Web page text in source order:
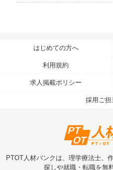
はじめての方へ
利用規約
求人掲載ポリシー
採用ご
PTOT人材バンクは、理学療法士、
探しや就職・転職を無